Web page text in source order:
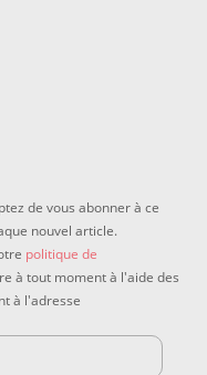
de vous abonner à ce
nouvel article.
politique de
à tout moment à l'aide des
à l'adresse